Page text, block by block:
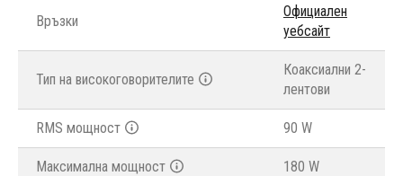
Връзки
Официален
уебсайт
Тип на високоговорителите
Коаксиални 2-
лентови
RMS мощност 90 W
Максимална мощност 180 W